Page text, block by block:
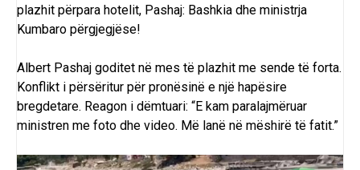
plazhit përpara hotelit, Pashaj: Bashkia dhe ministrja
Kumbaro përgjegjëse!
Albert Pashaj goditet në mes të plazhit me sende të forta.
Konflikt i përsëritur për pronësinë e një hapësire
bregdetare. Reagon i dëmtuari: “E kam paralajmëruar
ministren me foto dhe video. Më lanë në mëshirë të fatit.”